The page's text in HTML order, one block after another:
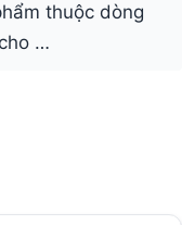
thuộc dòng
…